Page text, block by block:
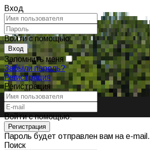
Вход
Войти с помощью:
Запомнить меня
Забыли пароль?
Регистрация
Регистрация
Войти с помощью:
Пароль будет отправлен вам на e-mail.
Поиск